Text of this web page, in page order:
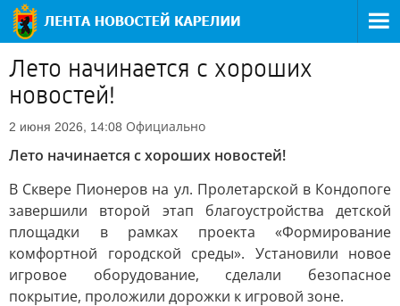
Лето начинается с хороших
новостей!
2 июня 2026, 14:08 Официально
Лето начинается с хороших новостей!
В Сквере Пионеров на ул. Пролетарской в Кондопоге
завершили второй этап благоустройства детской
площадки в рамках проекта «Формирование
комфортной городской среды». Установили новое
игровое оборудование, сделали безопасное
покрытие, проложили дорожки к игровой зоне.